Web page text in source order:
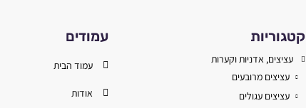
קטגוריות
עציצים, אדניות וקערות
עציצים מרובעים
עציצים עגולים
עמודים
עמוד הבית
אודות